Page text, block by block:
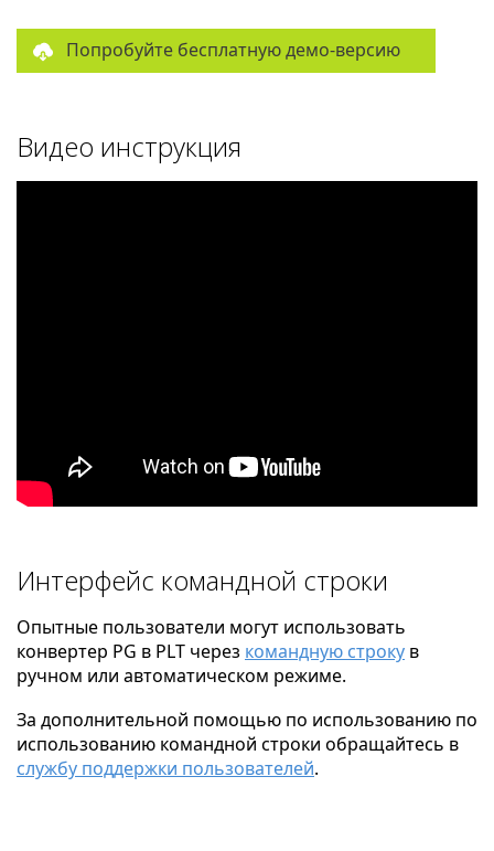
Попробуйте бесплатную демо-версию
Видео инструкция
Интерфейс командной строки
Опытные пользователи могут использовать
конвертер PG в PLT через командную строку в
ручном или автоматическом режиме.
За дополнительной помощью по использованию по
использованию командной строки обращайтесь в
службу поддержки пользователей.